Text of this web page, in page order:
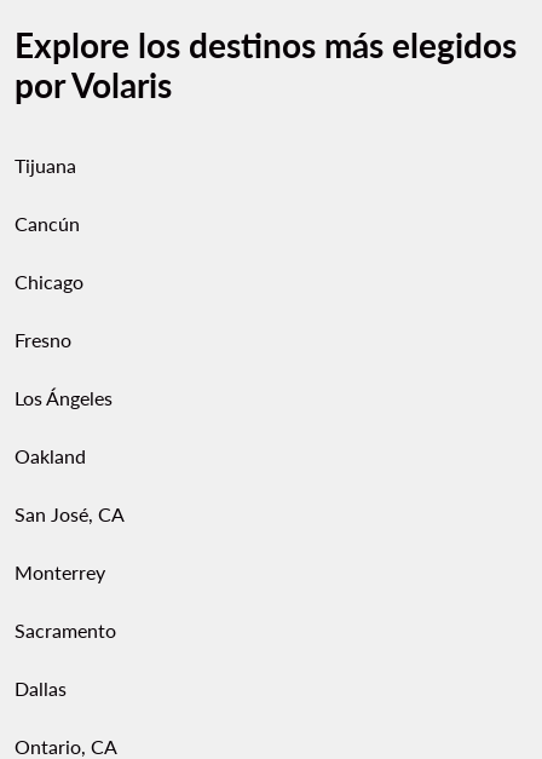
Explore los destinos más elegidos
por Volaris
Tijuana
Cancún
Chicago
Fresno
Los Ángeles
Oakland
San José, CA
Monterrey
Sacramento
Dallas
Ontario, CA